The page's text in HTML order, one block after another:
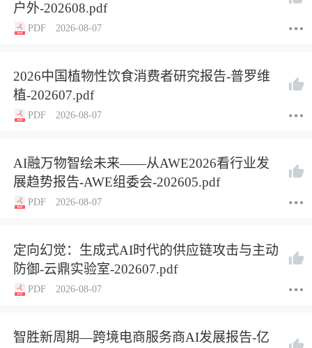
户外-202608.pdf
PDF 2026-08-07
2026中国植物性饮食消费者研究报告-普罗维
植-202607.pdf
PDF 2026-08-07
AI融万物智绘未来——从AWE2026看行业发
展趋势报告-AWE组委会-202605.pdf
PDF 2026-08-07
定向幻觉：生成式AI时代的供应链攻击与主动
防御-云鼎实验室-202607.pdf
PDF 2026-08-07
智胜新周期—跨境电商服务商AI发展报告-亿